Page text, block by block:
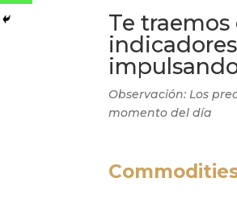
Te
Observación: Los
momento del día